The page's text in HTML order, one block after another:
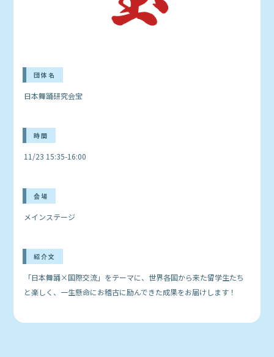
団体名
日本舞踊研究会宝
時間
11/23 15:35-16:00
会場
メインステージ
紹介文
「日本舞踊×国際交流」をテーマに、世界各国から来た留学生たち
と楽しく、一生懸命にお稽古に励んできた成果をお届けします！